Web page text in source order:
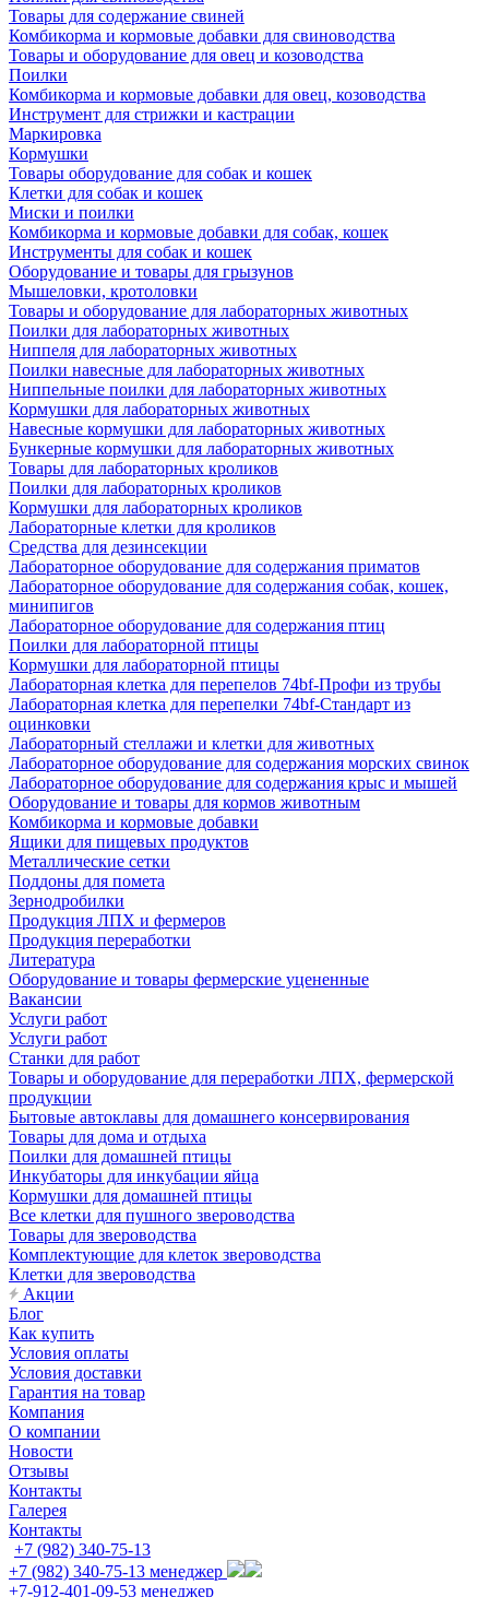
Товары для содержание свиней
Комбикорма и кормовые добавки для свиноводства
Товары и оборудование для овец и козоводства
Поилки
Комбикорма и кормовые добавки для овец, козоводства
Инструмент для стрижки и кастрации
Маркировка
Кормушки
Товары оборудование для собак и кошек
Клетки для собак и кошек
Миски и поилки
Комбикорма и кормовые добавки для собак, кошек
Инструменты для собак и кошек
Оборудование и товары для грызунов
Мышеловки, кротоловки
Товары и оборудование для лабораторных животных
Поилки для лабораторных животных
Ниппеля для лабораторных животных
Поилки навесные для лабораторных животных
Ниппельные поилки для лабораторных животных
Кормушки для лабораторных животных
Навесные кормушки для лабораторных животных
Бункерные кормушки для лабораторных животных
Товары для лабораторных кроликов
Поилки для лабораторных кроликов
Кормушки для лабораторных кроликов
Лабораторные клетки для кроликов
Средства для дезинсекции
Лабораторное оборудование для содержания приматов
Лабораторное оборудование для содержания собак, кошек,
минипигов
Лабораторное оборудование для содержания птиц
Поилки для лабораторной птицы
Кормушки для лабораторной птицы
Лабораторная клетка для перепелов 74bf-Профи из трубы
Лабораторная клетка для перепелки 74bf-Стандарт из
оцинковки
Лабораторный стеллажи и клетки для животных
Лабораторное оборудование для содержания морских свинок
Лабораторное оборудование для содержания крыс и мышей
Оборудование и товары для кормов животным
Комбикорма и кормовые добавки
Ящики для пищевых продуктов
Металлические сетки
Поддоны для помета
Зернодробилки
Продукция ЛПХ и фермеров
Продукция переработки
Литература
Оборудование и товары фермерские уцененные
Вакансии
Услуги работ
Услуги работ
Станки для работ
Товары и оборудование для переработки ЛПХ, фермерской
продукции
Бытовые автоклавы для домашнего консервирования
Товары для дома и отдыха
Поилки для домашней птицы
Инкубаторы для инкубации яйца
Кормушки для домашней птицы
Все клетки для пушного звероводства
Товары для звероводства
Комплектующие для клеток звероводства
Клетки для звероводства
Акции
Блог
Как купить
Условия оплаты
Условия доставки
Гарантия на товар
Компания
О компании
Новости
Отзывы
Контакты
Галерея
Контакты
+7 (982) 340-75-13
+7 (982) 340-75-13 менеджер
+7-912-401-09-53 менеджер